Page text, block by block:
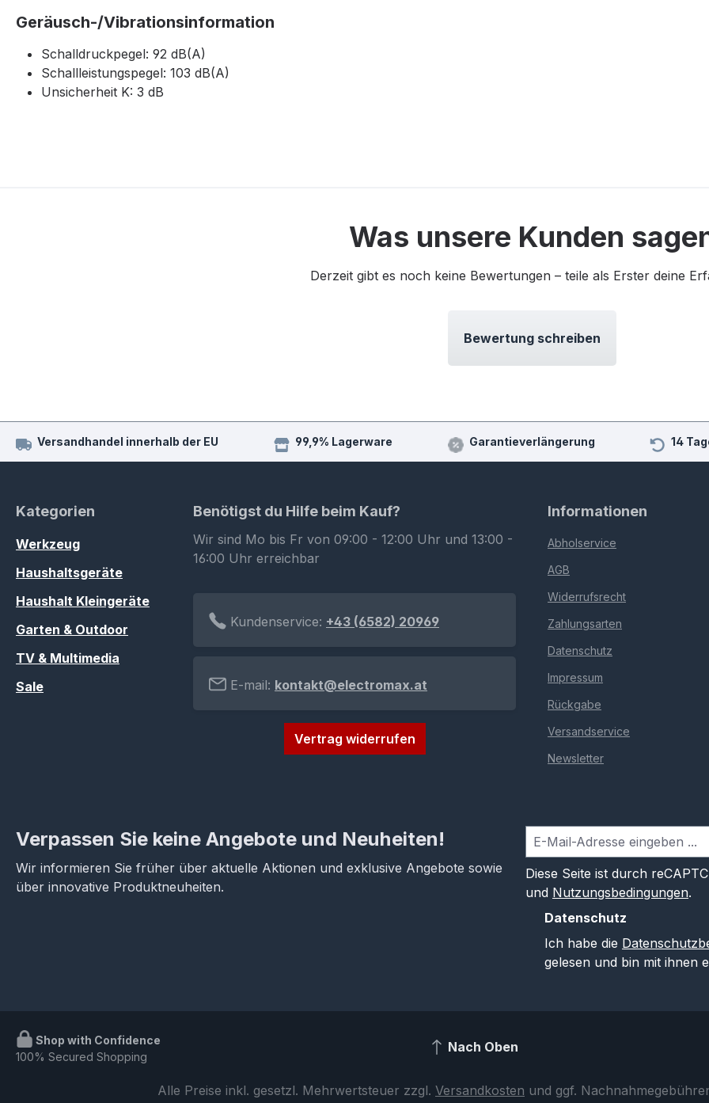
Geräusch-/Vibrationsinformation
Schalldruckpegel: 92 dB(A)
Schallleistungspegel: 103 dB(A)
Unsicherheit K: 3 dB
Was unsere Kunden
Derzeit gibt es noch keine Bewertungen – teile als Erster deine
Bewertung schreiben
Versandhandel innerhalb der EU 99,9% Lagerware Garantieverlängerung 14
Kategorien
Werkzeug
Haushaltsgeräte
Haushalt Kleingeräte
Garten & Outdoor
TV & Multimedia
Sale
Benötigst du Hilfe beim Kauf?
Wir sind Mo bis Fr von 09:00 - 12:00 Uhr und 13:00 -
16:00 Uhr erreichbar
Kundenservice: +43 (6582) 20969
E-mail: kontakt@electromax.at
Vertrag widerrufen
Informationen
Abholservice
AGB
Widerrufsrecht
Zahlungsarten
Datenschutz
Impressum
Rückgabe
Versandservice
Newsletter
Verpassen Sie keine Angebote und Neuheiten!
Wir informieren Sie früher über aktuelle Aktionen und exklusive Angebote sowie
über innovative Produktneuheiten.
Diese Seite ist durch
und Nutzungsbedingungen.
Datenschutz
Ich habe die
gelesen und bin mit ihnen
Shop with Confidence
100% Secured Shopping
Nach Oben
Alle Preise inkl. gesetzl. Mehrwertsteuer zzgl. Versandkosten und ggf.